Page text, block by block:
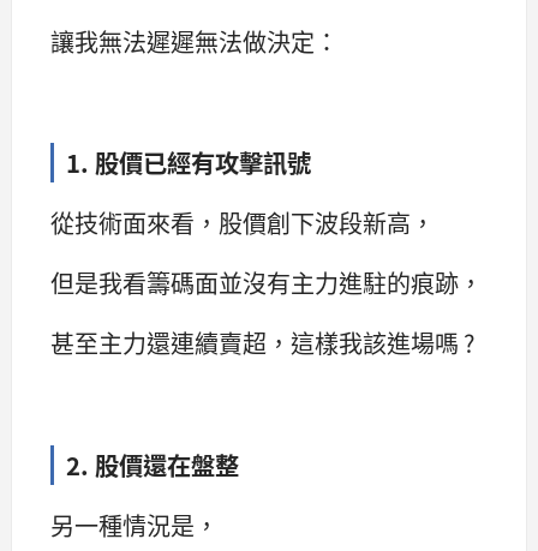
讓我無法遲遲無法做決定：
1. 股價已經有攻擊訊號
從技術面來看，股價創下波段新高，
但是我看籌碼面並沒有主力進駐的痕跡，
甚至主力還連續賣超，這樣我該進場嗎 ?
2. 股價還在盤整
另一種情況是，